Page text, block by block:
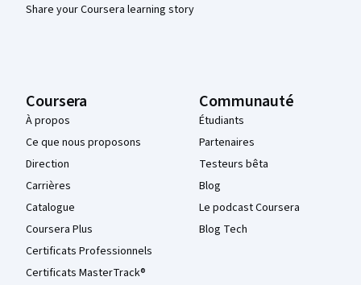
Share your Coursera learning story
Coursera
À propos
Ce que nous proposons
Direction
Carrières
Catalogue
Coursera Plus
Certificats Professionnels
Certificats MasterTrack®
Communauté
Étudiants
Partenaires
Testeurs bêta
Blog
Le podcast Coursera
Blog Tech